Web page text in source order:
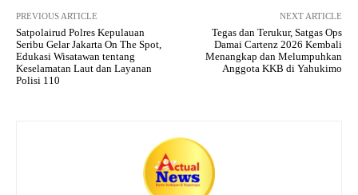
PREVIOUS ARTICLE
Satpolairud Polres Kepulauan
Seribu Gelar Jakarta On The Spot,
Edukasi Wisatawan tentang
Keselamatan Laut dan Layanan
Polisi 110
NEXT ARTICLE
Tegas dan Terukur, Satgas Ops
Damai Cartenz 2026 Kembali
Menangkap dan Melumpuhkan
Anggota KKB di Yahukimo